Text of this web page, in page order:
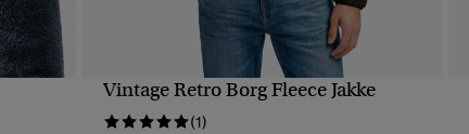
HURTIGVISNING
Vintage Retro Borg Fleece Jakke
(1)